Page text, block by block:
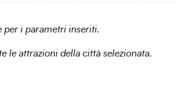
per i parametri inseriti.
le attrazioni della città selezionata.